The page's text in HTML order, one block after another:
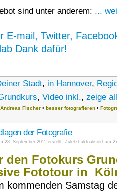
sind unter anderem: ...
E-mail, Twitter,
Dank dafür!
Stadt, in Hannover,
, Video inkl., zeige
Andreas Fischer • besser fotografieren •
der Fotografie
28. September 2011 erstellt. Zuletzt aktualisiert am
den Fotokurs
Fototour in
kommenden Samstag